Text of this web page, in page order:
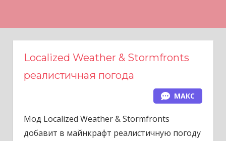
Localized Weather & Stormfronts
реалистичная погода
МАКС
Мод Localized Weather & Stormfronts
добавит в майнкрафт реалистичную погоду